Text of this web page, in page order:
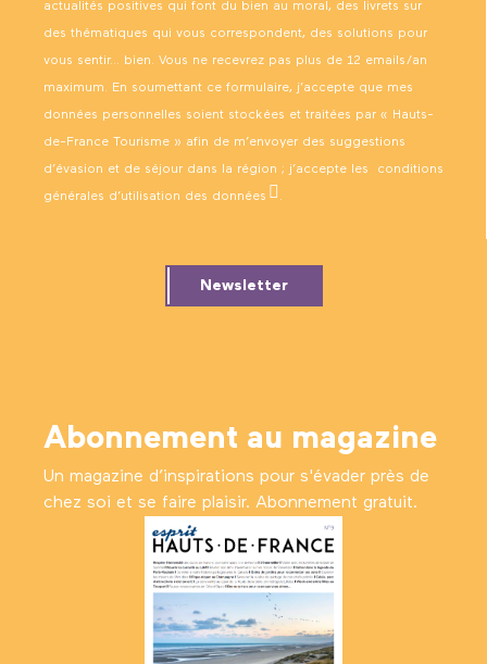
actualités positives qui font du bien au moral, des livrets sur
des thématiques qui vous correspondent, des solutions pour
vous sentir… bien. Vous ne recevrez pas plus de 12 emails/an
maximum. En soumettant ce formulaire, j’accepte que mes
données personnelles soient stockées et traitées par « Hauts-
de-France Tourisme » afin de m’envoyer des suggestions
d’évasion et de séjour dans la région ; j’accepte les conditions
générales d’utilisation des données .
Newsletter
Abonnement au magazine
Un magazine d’inspirations pour s'évader près de
chez soi et se faire plaisir. Abonnement gratuit.